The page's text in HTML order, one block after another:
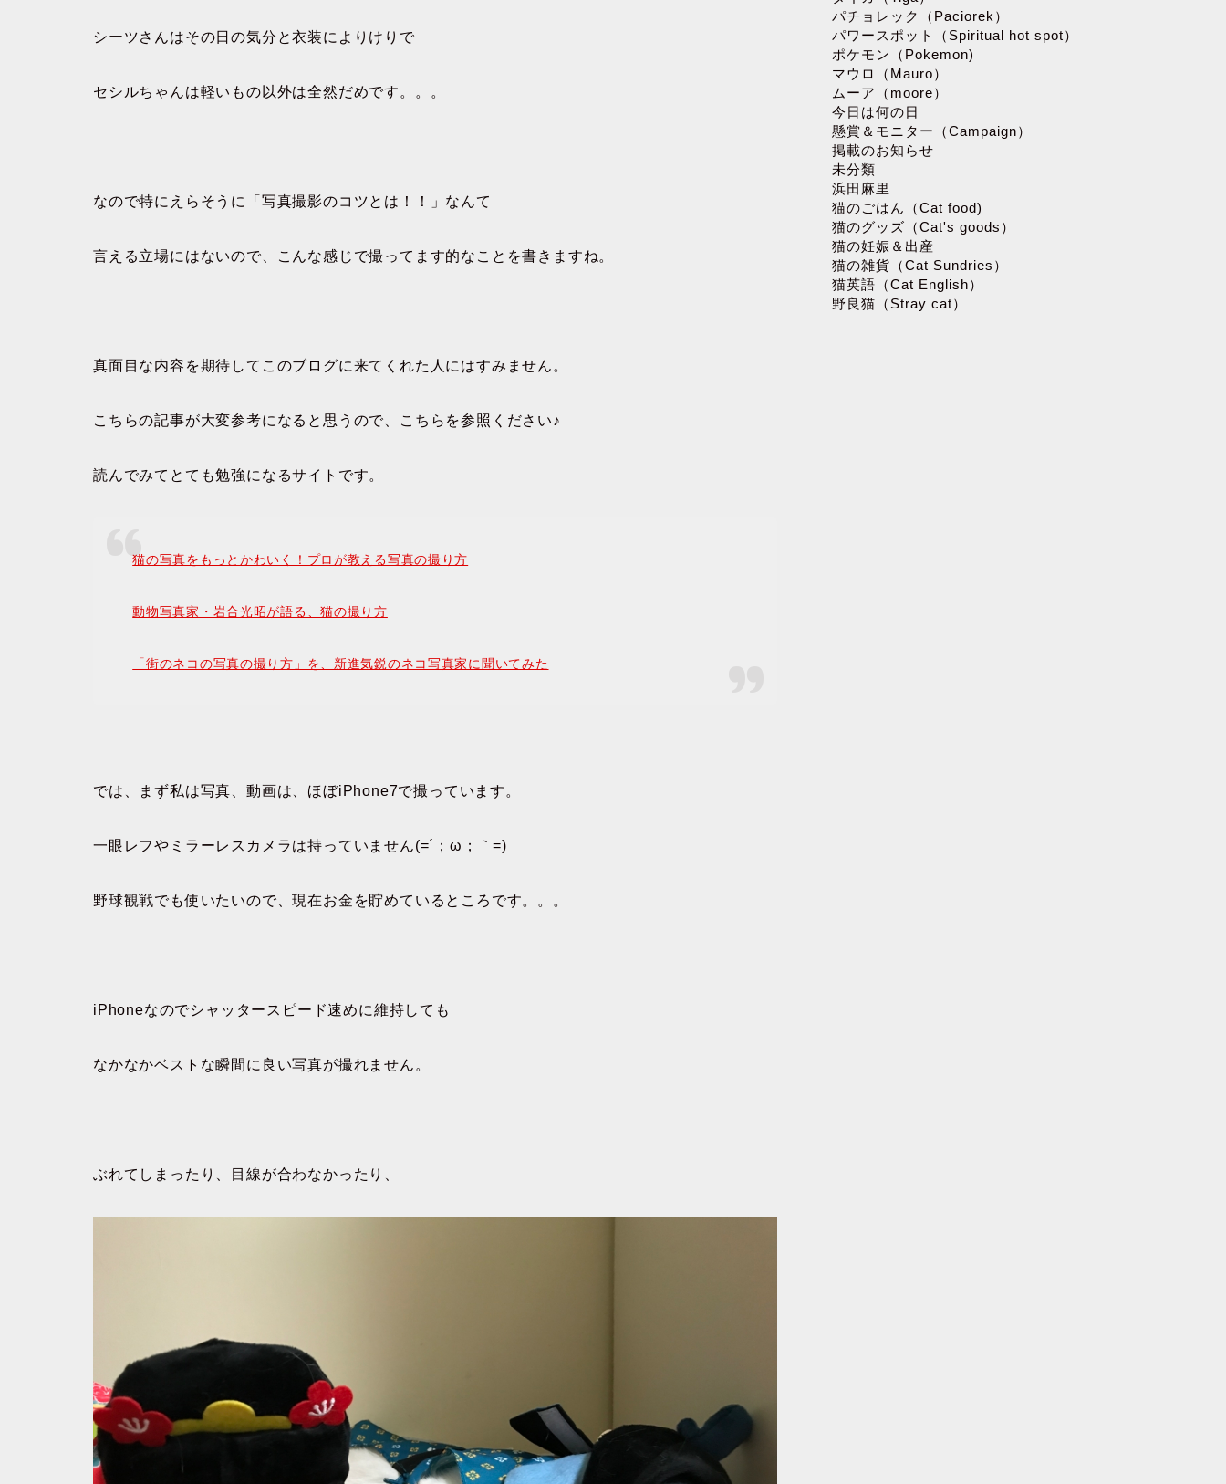
シーツさんはその日の気分と衣装によりけりで
セシルちゃんは軽いもの以外は全然だめです。。。
なので特にえらそうに「写真撮影のコツとは！！」なんて
言える立場にはないので、こんな感じで撮ってます的なことを書きますね。
真面目な内容を期待してこのブログに来てくれた人にはすみません。
こちらの記事が大変参考になると思うので、こちらを参照ください♪
読んでみてとても勉強になるサイトです。
猫の写真をもっとかわいく！プロが教える写真の撮り方
動物写真家・岩合光昭が語る、猫の撮り方
「街のネコの写真の撮り方」を、新進気鋭のネコ写真家に聞いてみた
では、まず私は写真、動画は、ほぼiPhone7で撮っています。
一眼レフやミラーレスカメラは持っていません(=´；ω；｀=)
野球観戦でも使いたいので、現在お金を貯めているところです。。。
iPhoneなのでシャッタースピード速めに維持しても
なかなかベストな瞬間に良い写真が撮れません。
ぶれてしまったり、目線が合わなかったり、
パチョレック（Paciorek）
パワースポット（Spiritual hot spot）
ポケモン（Pokemon)
マウロ（Mauro）
ムーア（moore）
今日は何の日
懸賞＆モニター（Campaign）
掲載のお知らせ
未分類
浜田麻里
猫のごはん（Cat food)
猫のグッズ（Cat's goods）
猫の妊娠＆出産
猫の雑貨（Cat Sundries）
猫英語（Cat English）
野良猫（Stray cat）